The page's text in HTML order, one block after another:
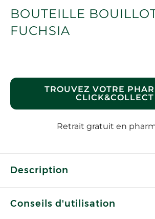
BOUTEILLE
FUCHSIA
TROUVEZ VOTRE
CLICK&COLLECT
Retrait gratuit en
Description
Conseils d'utilisation